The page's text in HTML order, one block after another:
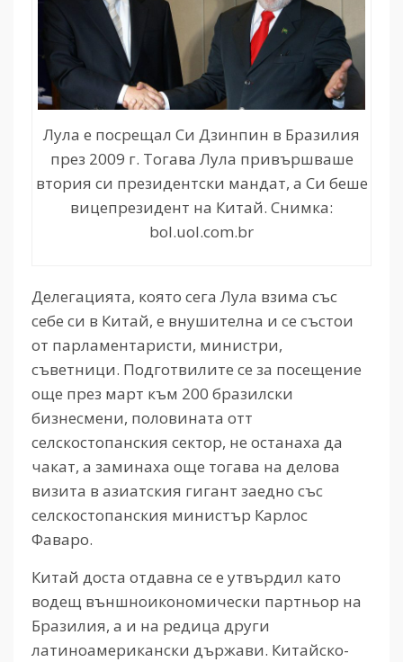
Лула е посрещал Си Дзинпин в Бразилия
през 2009 г. Тогава Лула привършваше
втория си президентски мандат, а Си беше
вицепрезидент на Китай. Снимка:
bol.uol.com.br
Делегацията, която сега Лула взима със
себе си в Китай, е внушителна и се състои
от парламентаристи, министри,
съветници. Подготвилите се за посещение
още през март към 200 бразилски
бизнесмени, половината отт
селскостопанския сектор, не останаха да
чакат, а заминаха още тогава на делова
визита в азиатския гигант заедно със
селскостопанския министър Карлос
Фаваро.
Китай доста отдавна се е утвърдил като
водещ външноикономически партньор на
Бразилия, а и на редица други
латиноамерикански държави. Китайско-